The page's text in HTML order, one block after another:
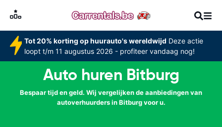
Tot 20% korting op huurauto's wereldwijd Deze actie
loopt t/m 11 augustus 2026 - profiteer vandaag nog!
Auto huren Bitburg
Bespaar tijd en geld. Wij vergelijken de aanbiedingen van
autoverhuurders in Bitburg voor u.